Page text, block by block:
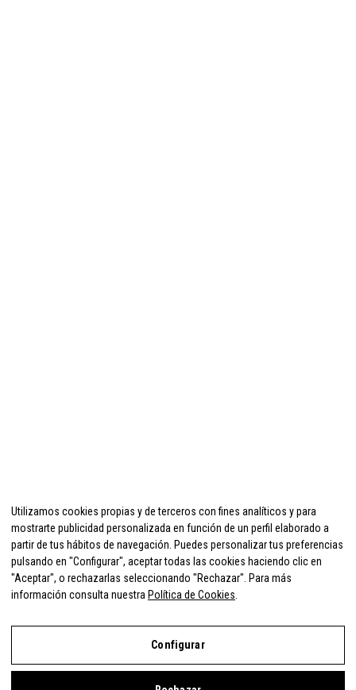
Utilizamos cookies propias y de terceros con fines analíticos y para
mostrarte publicidad personalizada en función de un perfil elaborado a
partir de tus hábitos de navegación. Puedes personalizar tus preferencias
pulsando en "Configurar", aceptar todas las cookies haciendo clic en
"Aceptar", o rechazarlas seleccionando "Rechazar". Para más
información consulta nuestra Política de Cookies
Configurar